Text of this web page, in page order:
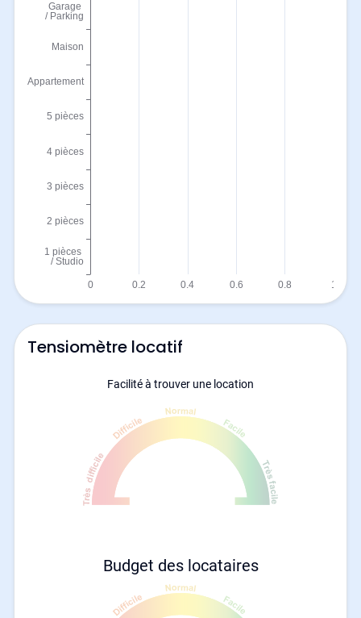
Tensiomètre locatif
Facilité à trouver une location
Budget des locataires